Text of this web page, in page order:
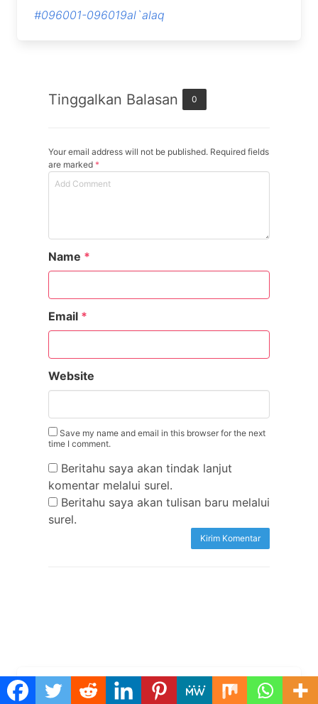
#096001-096019al`alaq
Tinggalkan Balasan 0
Your email address will not be published. Required fields
are marked *
Name *
Email *
Website
Save my name and email in this browser for the next
time I comment.
Beritahu saya akan tindak lanjut
komentar melalui surel.
Beritahu saya akan tulisan baru melalui
surel.